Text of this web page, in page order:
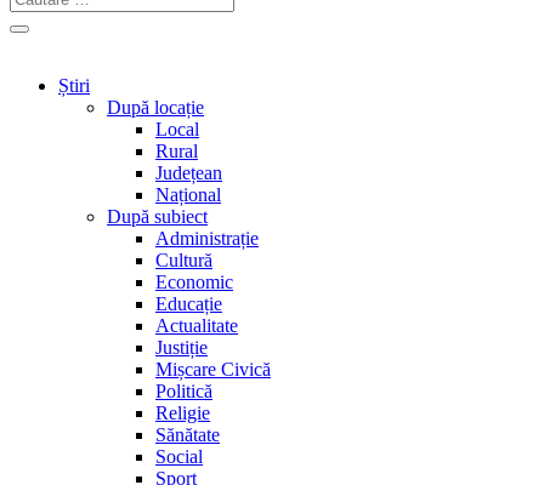
Știri
După locație
Local
Rural
Județean
Național
După subiect
Administrație
Cultură
Economic
Educație
Actualitate
Justiție
Mișcare Civică
Politică
Religie
Sănătate
Social
Sport